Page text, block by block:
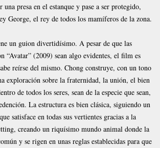
una presa en el estanque y pase a ser protegido,
George, el rey de todos los mamíferos de la zona.
un guion divertidísimo. A pesar de que las
“Avatar” (2009) sean algo evidentes, el film es
reírse del mismo. Chong construye, con un tono
exploración sobre la fraternidad, la unión, el bien
de todos los seres, sean de la especie que sean,
La estructura es bien clásica, siguiendo un
satisface en todas sus vertientes gracias a la
creando un riquísimo mundo animal donde la
y se rigen en unas reglas establecidas para que